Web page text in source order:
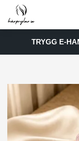
TRYGG E-